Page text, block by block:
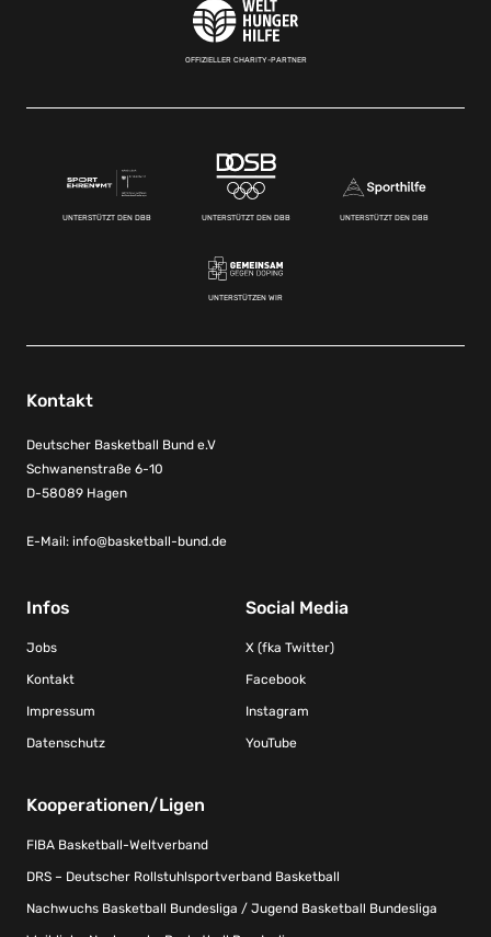
OFFIZIELLER CHARITY-PARTNER
UNTERSTÜTZT DEN DBB UNTERSTÜTZT DEN DBB UNTERSTÜTZT DEN DBB
UNTERSTÜTZEN WIR
Kontakt
Deutscher Basketball Bund e.V
Schwanenstraße 6-10
D-58089 Hagen
E-Mail: info@basketball-bund.de
Infos
Jobs
Kontakt
Impressum
Datenschutz
Social Media
X (fka Twitter)
Facebook
Instagram
YouTube
Kooperationen/Ligen
FIBA Basketball-Weltverband
DRS – Deutscher Rollstuhlsportverband Basketball
Nachwuchs Basketball Bundesliga / Jugend Basketball Bundesliga